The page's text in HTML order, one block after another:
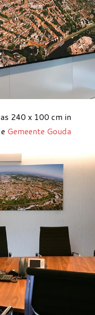
240 x 100 cm in
Gemeente Gouda